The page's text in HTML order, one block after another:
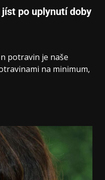
po uplynutí doby
potravin je naše
na minimum,